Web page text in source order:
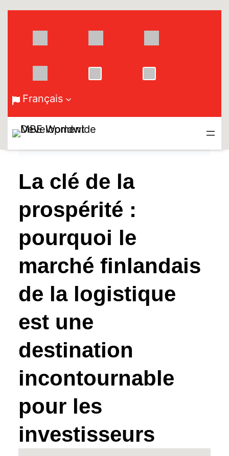
Aller
Français
La clé de la
prospérité :
pourquoi le
marché finlandais
de la logistique
est une
destination
incontournable
pour les
investisseurs